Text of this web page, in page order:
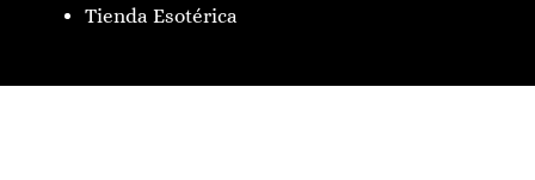
Tienda Esotérica